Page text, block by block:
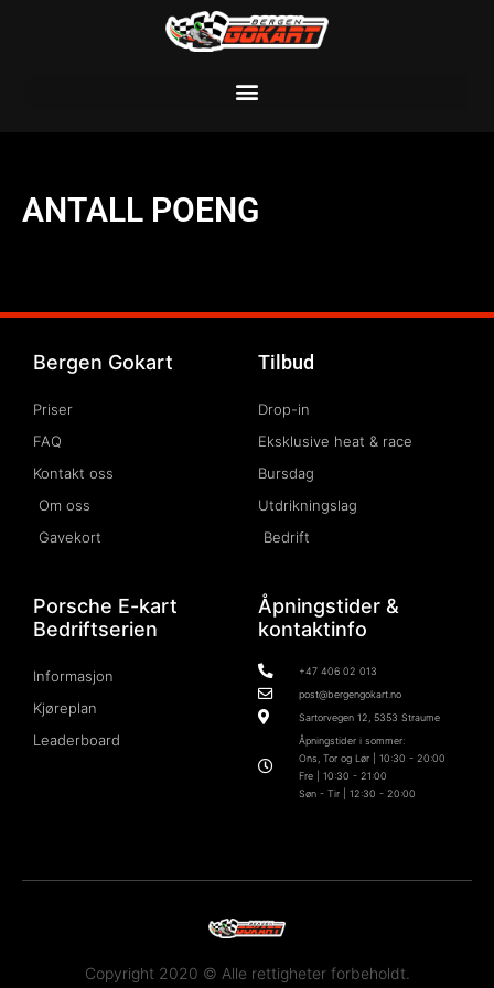
ANTALL POENG
Bergen Gokart
Priser
FAQ
Kontakt oss
Om oss
Gavekort
Tilbud
Drop-in
Eksklusive heat & race
Bursdag
Utdrikningslag
Bedrift
Porsche E-kart
Bedriftserien
Informasjon
Kjøreplan
Leaderboard
Åpningstider &
kontaktinfo
+47 406 02 013
post@bergengokart.no
Sartorvegen 12, 5353 Straume
Åpningstider i sommer:
Ons, Tor og Lør | 10:30 - 20:00
Fre | 10:30 - 21:00
Søn - Tir | 12:30 - 20:00
Copyright 2020 © Alle rettigheter forbeholdt.